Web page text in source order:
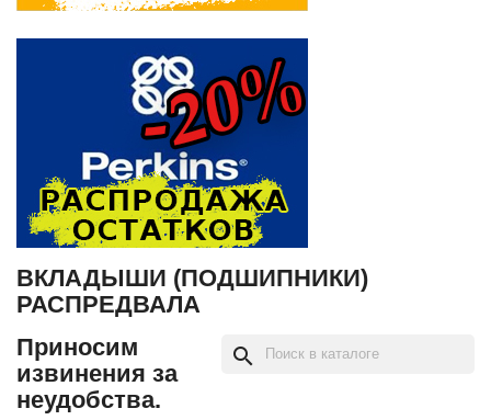
ВКЛАДЫШИ (ПОДШИПНИКИ)
РАСПРЕДВАЛА
Приносим
извинения за
неудобства.
search